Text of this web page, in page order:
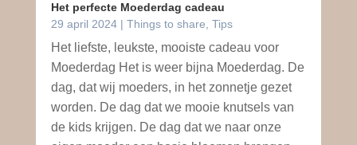
Het perfecte Moederdag cadeau
29 april 2024| Things to share, Tips
Het liefste, leukste, mooiste cadeau voor
Moederdag Het is weer bijna Moederdag. De
dag, dat wij moeders, in het zonnetje gezet
worden. De dag dat we mooie knutsels van
de kids krijgen. De dag dat we naar onze